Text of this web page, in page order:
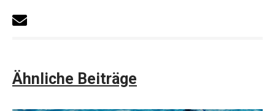
Ähnliche Beiträge